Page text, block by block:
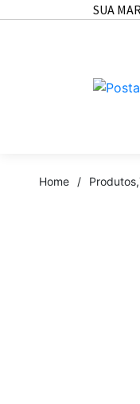
SUA
Home / Produtos,